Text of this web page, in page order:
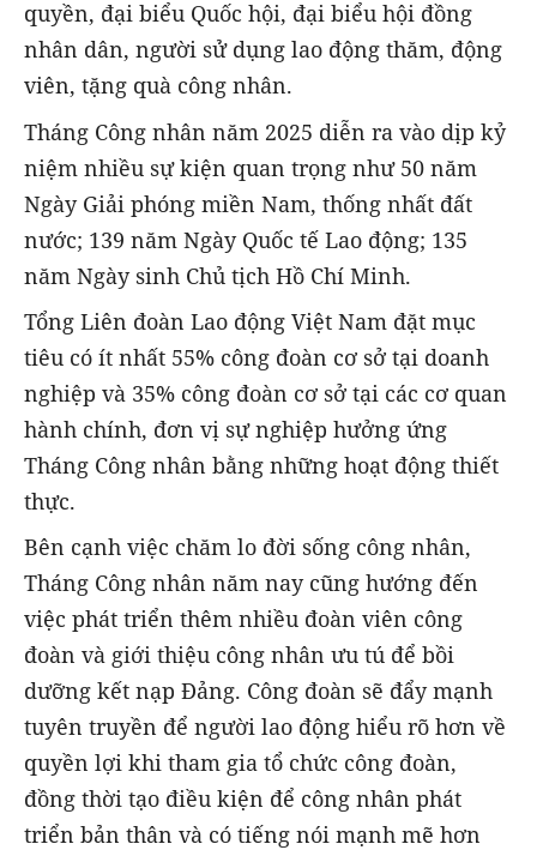
quyền, đại biểu Quốc hội, đại biểu hội đồng
nhân dân, người sử dụng lao động thăm, động
viên, tặng quà công nhân.
Tháng Công nhân năm 2025 diễn ra vào dịp kỷ
niệm nhiều sự kiện quan trọng như 50 năm
Ngày Giải phóng miền Nam, thống nhất đất
nước; 139 năm Ngày Quốc tế Lao động; 135
năm Ngày sinh Chủ tịch Hồ Chí Minh.
Tổng Liên đoàn Lao động Việt Nam đặt mục
tiêu có ít nhất 55% công đoàn cơ sở tại doanh
nghiệp và 35% công đoàn cơ sở tại các cơ quan
hành chính, đơn vị sự nghiệp hưởng ứng
Tháng Công nhân bằng những hoạt động thiết
thực.
Bên cạnh việc chăm lo đời sống công nhân,
Tháng Công nhân năm nay cũng hướng đến
việc phát triển thêm nhiều đoàn viên công
đoàn và giới thiệu công nhân ưu tú để bồi
dưỡng kết nạp Đảng. Công đoàn sẽ đẩy mạnh
tuyên truyền để người lao động hiểu rõ hơn về
quyền lợi khi tham gia tổ chức công đoàn,
đồng thời tạo điều kiện để công nhân phát
triển bản thân và có tiếng nói mạnh mẽ hơn